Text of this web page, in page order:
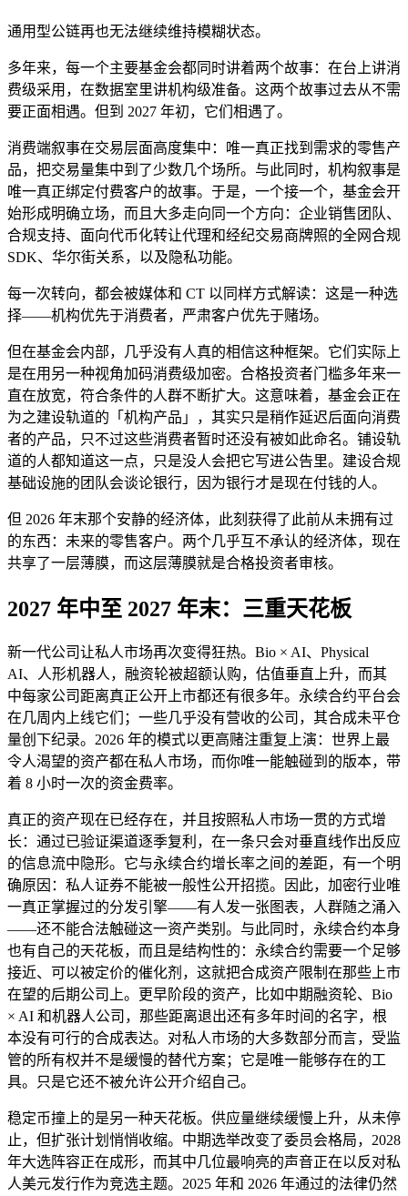
通用型公链再也无法继续维持模糊状态。
多年来，每一个主要基金会都同时讲着两个故事：在台上讲消
费级采用，在数据室里讲机构级准备。这两个故事过去从不需
要正面相遇。但到 2027 年初，它们相遇了。
消费端叙事在交易层面高度集中：唯一真正找到需求的零售产
品，把交易量集中到了少数几个场所。与此同时，机构叙事是
唯一真正绑定付费客户的故事。于是，一个接一个，基金会开
始形成明确立场，而且大多走向同一个方向：企业销售团队、
合规支持、面向代币化转让代理和经纪交易商牌照的全网合规
SDK、华尔街关系，以及隐私功能。
每一次转向，都会被媒体和 CT 以同样方式解读：这是一种选
择——机构优先于消费者，严肃客户优先于赌场。
但在基金会内部，几乎没有人真的相信这种框架。它们实际上
是在用另一种视角加码消费级加密。合格投资者门槛多年来一
直在放宽，符合条件的人群不断扩大。这意味着，基金会正在
为之建设轨道的「机构产品」，其实只是稍作延迟后面向消费
者的产品，只不过这些消费者暂时还没有被如此命名。铺设轨
道的人都知道这一点，只是没人会把它写进公告里。建设合规
基础设施的团队会谈论银行，因为银行才是现在付钱的人。
但 2026 年末那个安静的经济体，此刻获得了此前从未拥有过
的东西：未来的零售客户。两个几乎互不承认的经济体，现在
共享了一层薄膜，而这层薄膜就是合格投资者审核。
2027 年中至 2027 年末：三重天花板
新一代公司让私人市场再次变得狂热。Bio × AI、Physical
AI、人形机器人，融资轮被超额认购，估值垂直上升，而其
中每家公司距离真正公开上市都还有很多年。永续合约平台会
在几周内上线它们；一些几乎没有营收的公司，其合成未平仓
量创下纪录。2026 年的模式以更高赌注重复上演：世界上最
令人渴望的资产都在私人市场，而你唯一能触碰到的版本，带
着 8 小时一次的资金费率。
真正的资产现在已经存在，并且按照私人市场一贯的方式增
长：通过已验证渠道逐季复利，在一条只会对垂直线作出反应
的信息流中隐形。它与永续合约增长率之间的差距，有一个明
确原因：私人证券不能被一般性公开招揽。因此，加密行业唯
一真正掌握过的分发引擎——有人发一张图表，人群随之涌入
——还不能合法触碰这一资产类别。与此同时，永续合约本身
也有自己的天花板，而且是结构性的：永续合约需要一个足够
接近、可以被定价的催化剂，这就把合成资产限制在那些上市
在望的后期公司上。更早阶段的资产，比如中期融资轮、Bio
× AI 和机器人公司，那些距离退出还有多年时间的名字，根
本没有可行的合成表达。对私人市场的大多数部分而言，受监
管的所有权并不是缓慢的替代方案；它是唯一能够存在的工
具。只是它还不被允许公开介绍自己。
稳定币撞上的是另一种天花板。供应量继续缓慢上升，从未停
止，但扩张计划悄悄收缩。中期选举改变了委员会格局，2028
年大选阵容正在成形，而其中几位最响亮的声音正在以反对私
人美元发行作为竞选主题。2025 年和 2026 年通过的法律仍然